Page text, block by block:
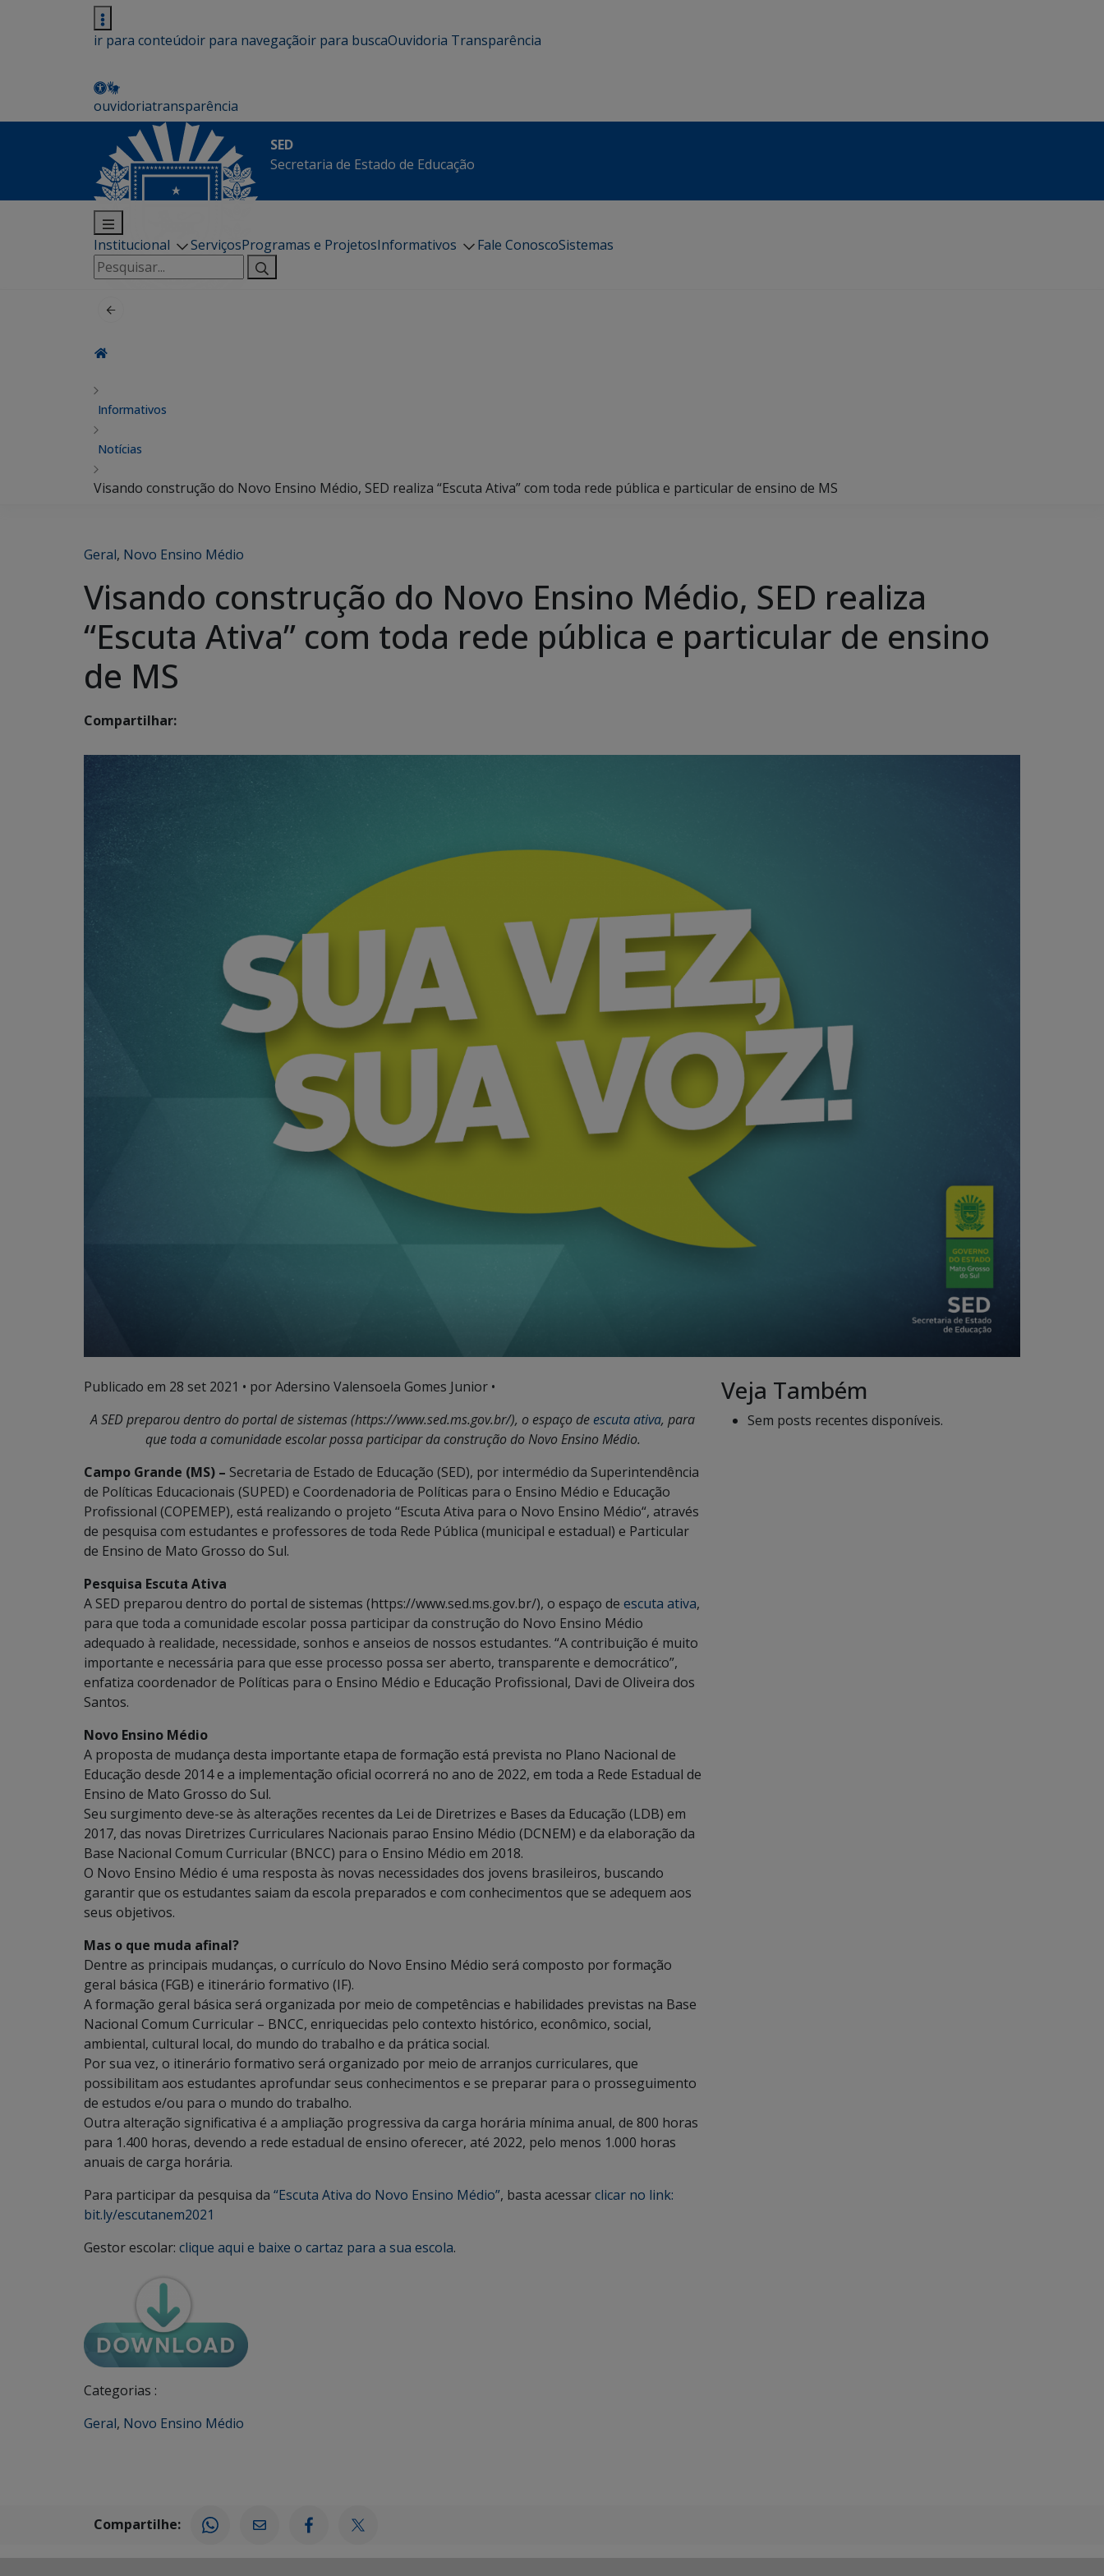
ir para conteúdoir para navegaçãoir para buscaOuvidoria Transparência
ouvidoriatransparência
SED
Secretaria de Estado de Educação
Institucional ServiçosProgramas e ProjetosInformativos Fale ConoscoSistemas
Pesquisar
por:
Informativos
Notícias
Visando construção do Novo Ensino Médio, SED realiza “Escuta Ativa” com toda rede pública e particular de ensino de MS
Geral, Novo Ensino Médio
Visando construção do Novo Ensino Médio, SED realiza
“Escuta Ativa” com toda rede pública e particular de ensino
de MS
Compartilhar:
Publicado em 28 set 2021 • por Adersino Valensoela Gomes Junior •
A SED preparou dentro do portal de sistemas (https://www.sed.ms.gov.br/), o espaço de escuta ativa, para
que toda a comunidade escolar possa participar da construção do Novo Ensino Médio.
Campo Grande (MS) – Secretaria de Estado de Educação (SED), por intermédio da Superintendência
de Políticas Educacionais (SUPED) e Coordenadoria de Políticas para o Ensino Médio e Educação
Profissional (COPEMEP), está realizando o projeto “Escuta Ativa para o Novo Ensino Médio“, através
de pesquisa com estudantes e professores de toda Rede Pública (municipal e estadual) e Particular
de Ensino de Mato Grosso do Sul.
Pesquisa Escuta Ativa
A SED preparou dentro do portal de sistemas (https://www.sed.ms.gov.br/), o espaço de escuta ativa,
para que toda a comunidade escolar possa participar da construção do Novo Ensino Médio
adequado à realidade, necessidade, sonhos e anseios de nossos estudantes. “A contribuição é muito
importante e necessária para que esse processo possa ser aberto, transparente e democrático”,
enfatiza coordenador de Políticas para o Ensino Médio e Educação Profissional, Davi de Oliveira dos
Santos.
Novo Ensino Médio
A proposta de mudança desta importante etapa de formação está prevista no Plano Nacional de
Educação desde 2014 e a implementação oficial ocorrerá no ano de 2022, em toda a Rede Estadual de
Ensino de Mato Grosso do Sul.
Seu surgimento deve-se às alterações recentes da Lei de Diretrizes e Bases da Educação (LDB) em
2017, das novas Diretrizes Curriculares Nacionais parao Ensino Médio (DCNEM) e da elaboração da
Base Nacional Comum Curricular (BNCC) para o Ensino Médio em 2018.
O Novo Ensino Médio é uma resposta às novas necessidades dos jovens brasileiros, buscando
garantir que os estudantes saiam da escola preparados e com conhecimentos que se adequem aos
seus objetivos.
Mas o que muda afinal?
Dentre as principais mudanças, o currículo do Novo Ensino Médio será composto por formação
geral básica (FGB) e itinerário formativo (IF).
A formação geral básica será organizada por meio de competências e habilidades previstas na Base
Nacional Comum Curricular – BNCC, enriquecidas pelo contexto histórico, econômico, social,
ambiental, cultural local, do mundo do trabalho e da prática social.
Por sua vez, o itinerário formativo será organizado por meio de arranjos curriculares, que
possibilitam aos estudantes aprofundar seus conhecimentos e se preparar para o prosseguimento
de estudos e/ou para o mundo do trabalho.
Outra alteração significativa é a ampliação progressiva da carga horária mínima anual, de 800 horas
para 1.400 horas, devendo a rede estadual de ensino oferecer, até 2022, pelo menos 1.000 horas
anuais de carga horária.
Para participar da pesquisa da “Escuta Ativa do Novo Ensino Médio”, basta acessarclicar no link:
bit.ly/escutanem2021
Gestor escolar: clique aqui e baixe o cartaz para a sua escola.
Categorias :
Geral, Novo Ensino Médio
Veja Também
Sem posts recentes disponíveis.
Compartilhe: